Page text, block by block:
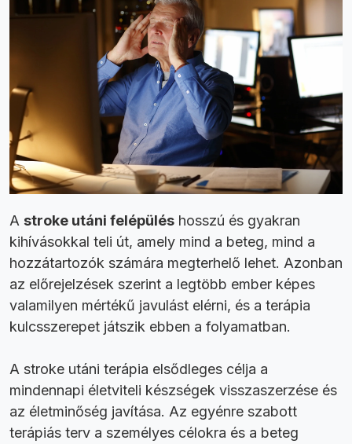
A stroke utáni felépülés hosszú és gyakran
kihívásokkal teli út, amely mind a beteg, mind a
hozzátartozók számára megterhelő lehet. Azonban
az előrejelzések szerint a legtöbb ember képes
valamilyen mértékű javulást elérni, és a terápia
kulcsszerepet játszik ebben a folyamatban.
A stroke utáni terápia elsődleges célja a
mindennapi életviteli készségek visszaszerzése és
az életminőség javítása. Az egyénre szabott
terápiás terv a személyes célokra és a beteg